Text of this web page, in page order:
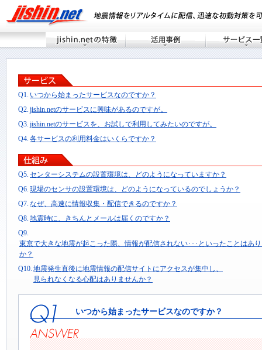
Q1. いつから始まったサービスなのですか？
Q2. jishin.netのサービスに興味があるのですが。
Q3. jishin.netのサービスを、お試しで利用してみたいのですが。
Q4. 各サービスの利用料金はいくらですか？
Q5. センターシステムの設置環境は、どのようになっていますか？
Q6. 現場のセンサの設置環境は、どのようになっているのでしょうか？
Q7. なぜ、高速に情報収集・配信できるのですか？
Q8. 地震時に、きちんとメールは届くのですか？
Q9.
東京で大きな地震が起こった際、情報が配信されない･･･といったことはあ
か？
Q10. 地震発生直後に地震情報の配信サイトにアクセスが集中し、
見られなくなる心配はありませんか？
いつから始まったサービスなのですか？